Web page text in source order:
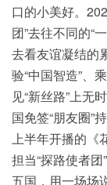
口的小美好。
团”去往不同的“
去看友谊凝结的
验“中国智造”
见“新丝路”上无
国免签“朋友圈”
上半年开播的《
担当“探路使者
五国，用一场场